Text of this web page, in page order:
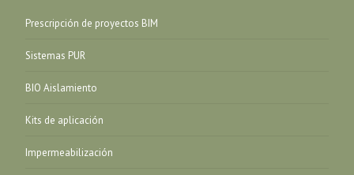
Prescripción de proyectos BIM
Sistemas PUR
BIO Aislamiento
Kits de aplicación
Impermeabilización